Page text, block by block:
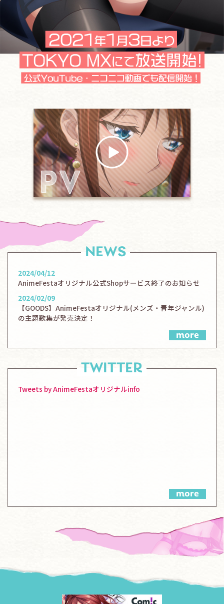
NEWS
2024/04/12
AnimeFestaオリジナル公式Shopサービス終了のお知らせ
2024/02/09
【GOODS】AnimeFestaオリジナル(メンズ・青年ジャンル)
の主題歌集が発売決定！
more
TWITTER
Tweets by AnimeFestaオリジナルinfo
more